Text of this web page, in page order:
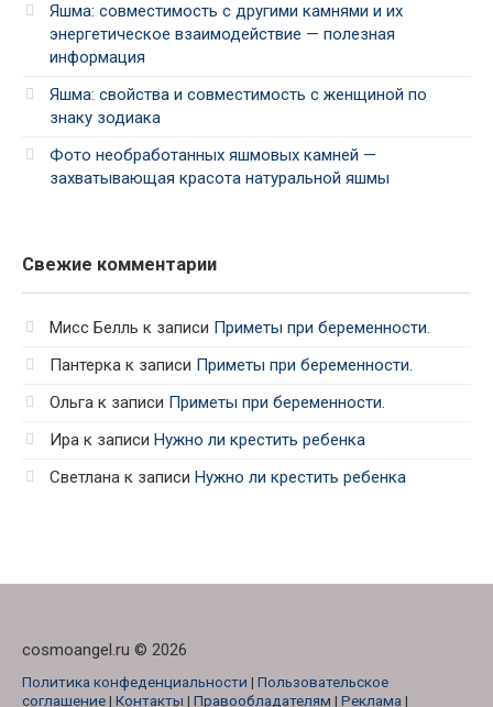
Яшма: совместимость с другими камнями и их
энергетическое взаимодействие — полезная
информация
Яшма: свойства и совместимость с женщиной по
знаку зодиака
Фото необработанных яшмовых камней —
захватывающая красота натуральной яшмы
Свежие комментарии
Мисс Белль к записи Приметы при беременности.
Пантерка к записи Приметы при беременности.
Ольга к записи Приметы при беременности.
Ира к записи Нужно ли крестить ребенка
Светлана к записи Нужно ли крестить ребенка
cosmoangel.ru © 2026
Политика конфеденциальности | Пользовательское
соглашение| Контакты | Правообладателям | Реклама|